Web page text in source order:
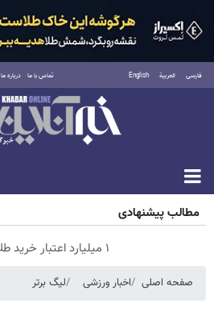
فارسی العربية English تماس با ما درباره ما
جمعه ۱۶ مرداد ۱۴۰۵
مطالب پیشنهادی
۱ میلیارد اعتبار خرید طلا | بدون ضامن و چک
صفحه اصلی اخبار ورزشی لیگ برتر